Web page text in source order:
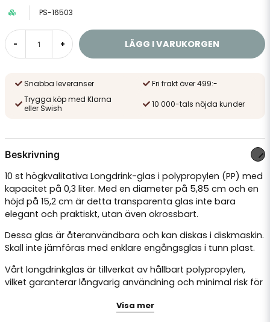
PS-16503
- + LÄGG I VARUKORGEN
Snabba leveranser
Fri frakt över 499:-
Trygga köp med Klarna
eller Swish
10 000-tals nöjda kunder
Beskrivning
10 st högkvalitativa Longdrink-glas i polypropylen (PP) med
kapacitet på 0,3 liter. Med en diameter på 5,85 cm och en
höjd på 15,2 cm är detta transparenta glas inte bara
elegant och praktiskt, utan även okrossbart.
Dessa glas är återanvändbara och kan diskas i diskmaskin.
Skall inte jämföras med enklare engångsglas i tunn plast.
Vårt longdrinkglas är tillverkat av hållbart polypropylen,
vilket garanterar långvarig användning och minimal risk för
touch till varje dryckesupplevelse.
Visa mer